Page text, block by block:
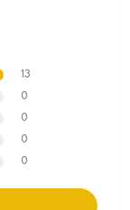
13
0
0
0
0